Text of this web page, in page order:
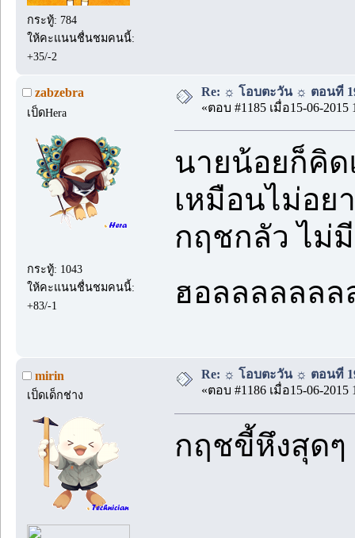
กระทู้: 784
ให้คะแนนชื่นชมคนนี้:
+35/-2
zabzebra
เป็ดHera
กระทู้: 1043
ให้คะแนนชื่นชมคนนี้:
+83/-1
Re: ☼ โอบตะวัน ☼ ตอนที่ 19
«ตอบ #1185 เมื่อ15-06-2015
นายน้อยก็คิ
เหมือนไม่อย
กฤชกลัว ไม่
ฮอลลลลลล
mirin
เป็ดเด็กช่าง
Re: ☼ โอบตะวัน ☼ ตอนที่ 19
«ตอบ #1186 เมื่อ15-06-2015
กฤชขี้หึงสุดๆ